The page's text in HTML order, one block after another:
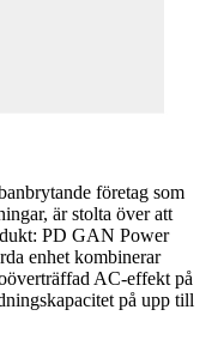
företag som
är stolta över att
PD GAN Power
enhet kombinerar
AC-effekt på
på upp till